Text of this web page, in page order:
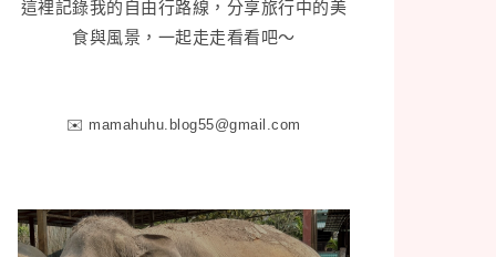
這裡記錄我的自由行路線，分享旅行中的美
食與風景，一起走走看看吧～
✉️ mamahuhu.blog55@gmail.com